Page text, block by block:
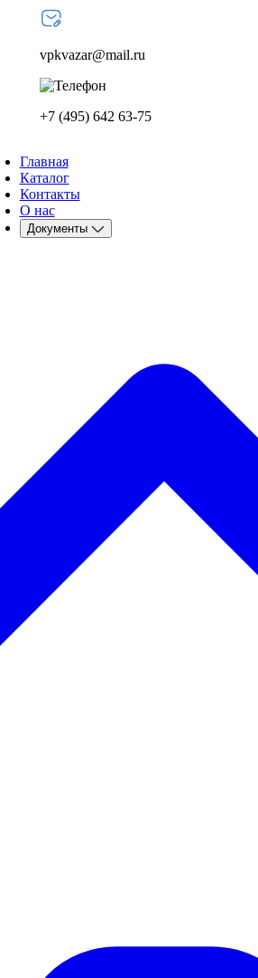
vpkvazar@mail.ru
+7 (495) 642 63-75
Главная
Каталог
Контакты
О нас
Документы